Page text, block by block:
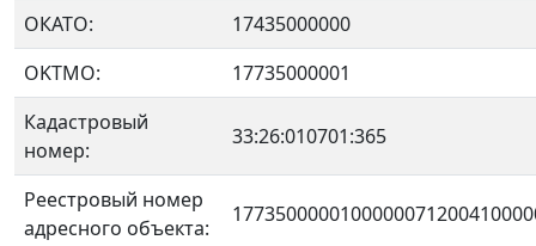
ОКАТО:
17435000000
OKTMO:
17735000001
Кадастровый
номер:
33:26:010701:365
Реестровый номер
адресного объекта: